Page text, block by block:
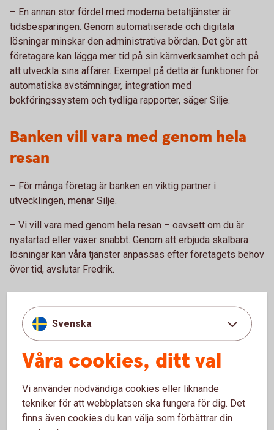
– En annan stor fördel med moderna betaltjänster är
tidsbesparingen. Genom automatiserade och digitala
lösningar minskar den administrativa bördan. Det gör att
företagare kan lägga mer tid på sin kärnverksamhet och på
att utveckla sina affärer. Exempel på detta är funktioner för
automatiska avstämningar, integration med
bokföringssystem och tydliga rapporter, säger Silje.
Banken vill vara med genom hela
resan
– För många företag är banken en viktig partner i
utvecklingen, menar Silje.
– Vi vill vara med genom hela resan – oavsett om du är
nystartad eller växer snabbt. Genom att erbjuda skalbara
lösningar kan våra tjänster anpassas efter företagets behov
över tid, avslutar Fredrik.
För många företag är banken en
viktigpartneriutvecklingen!
Svenska
Våra cookies, ditt val
Vi använder nödvändiga cookies eller liknande
tekniker för att webbplatsen ska fungera för dig. Det
finns även cookies du kan välja som förbättrar din